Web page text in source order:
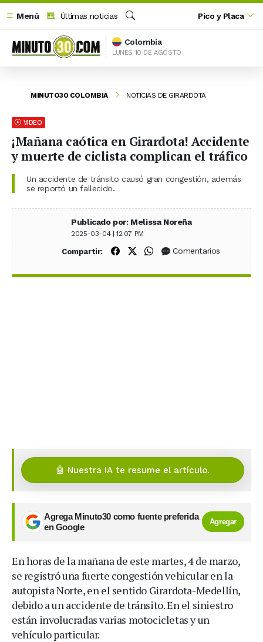
Menú
Últimas noticias
Buscar
Pico y Placa
Colombia
LUNES 10 DE AGOSTO
MINUTO30 COLOMBIA NOTICIAS DE GIRARDOTA
VIDEO
¡Mañana caótica en Girardota! Accidente
y muerte de ciclista complican el tráfico
Un accidente de tránsito causó gran congestión, además
se reportó un fallecido.
Publicado por: Melissa Noreña
2025-03-04 | 12:07 PM
Compartir: Compartir en Facebook
Compartir en X (Twitter)
Compartir en WhatsApp
Comentarios
🤖 Nuestra IA te resume el artículo.
Agrega Minuto30 como fuente preferida
en Google
Agregar
En horas de la mañana de este martes, 4 de marzo,
se registró una fuerte congestión vehicular en la
autopista Norte, en el sentido Girardota-Medellín,
debido a un accidente de tránsito. En el siniestro
están involucradas varias motocicletas y un
vehículo particular.